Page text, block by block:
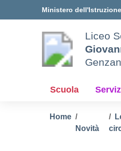
Ministero
Liceo
Scuola
Home
Novità